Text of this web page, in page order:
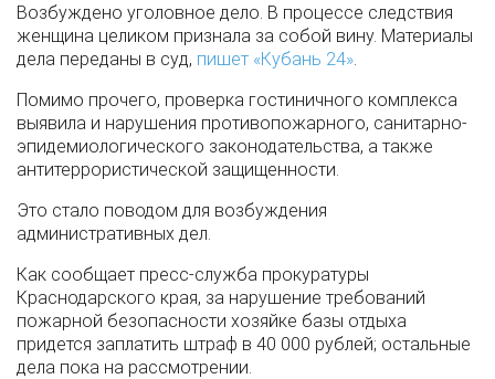
Возбуждено уголовное дело. В процессе следствия
женщина целиком признала за собой вину. Материалы
дела переданы в суд, пишет «Кубань 24».
Помимо прочего, проверка гостиничного комплекса
выявила и нарушения противопожарного, санитарно-
эпидемиологического законодательства, а также
антитеррористической защищенности.
Это стало поводом для возбуждения
административных дел.
Как сообщает пресс-служба прокуратуры
Краснодарского края, за нарушение требований
пожарной безопасности хозяйке базы отдыха
придется заплатить штраф в 40 000 рублей; остальные
дела пока на рассмотрении.